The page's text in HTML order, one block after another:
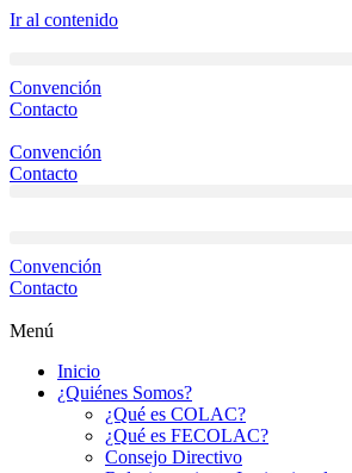
Ir al contenido
Convención
Contacto
Convención
Contacto
Convención
Contacto
Menú
Inicio
¿Quiénes Somos?
¿Qué es COLAC?
¿Qué es FECOLAC?
Consejo Directivo